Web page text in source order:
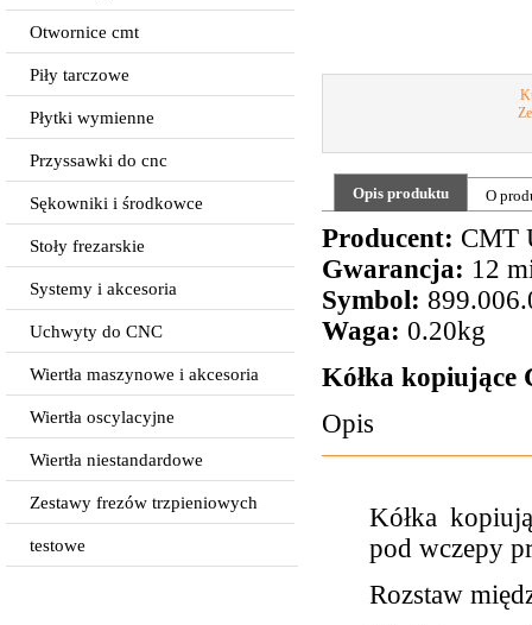
Otwornice cmt
Piły tarczowe
Płytki wymienne
Przyssawki do cnc
Sękowniki i środkowce
Stoły frezarskie
Systemy i akcesoria
Uchwyty do CNC
Wiertła maszynowe i akcesoria
Wiertła oscylacyjne
Wiertła niestandardowe
Zestawy frezów trzpieniowych
testowe
Opis produktu O
Producent: CMT
Gwarancja: 12
Symbol:
Waga: 0.20kg
Kółka kopiujące
Opis
Kółka
pod wczepy
Rozstaw